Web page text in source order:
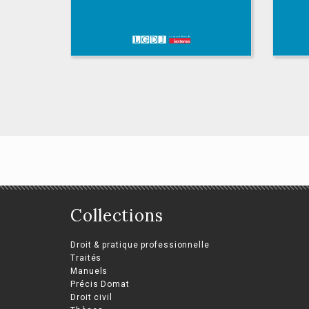
L’action extérieure
oblique des
collectivités infra-
étatiques
Romain Leatham
Collections
Droit & pratique professionnelle
Traités
Manuels
Précis Domat
Droit civil